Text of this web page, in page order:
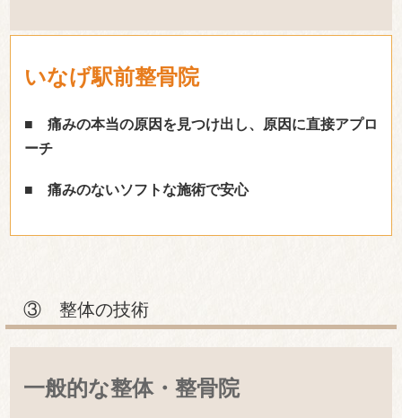
いなげ駅前整骨院
■ 痛みの本当の原因を見つけ出し、原因に直接アプロ
ーチ
■ 痛みのないソフトな施術で安心
③ 整体の技術
一般的な整体・整骨院